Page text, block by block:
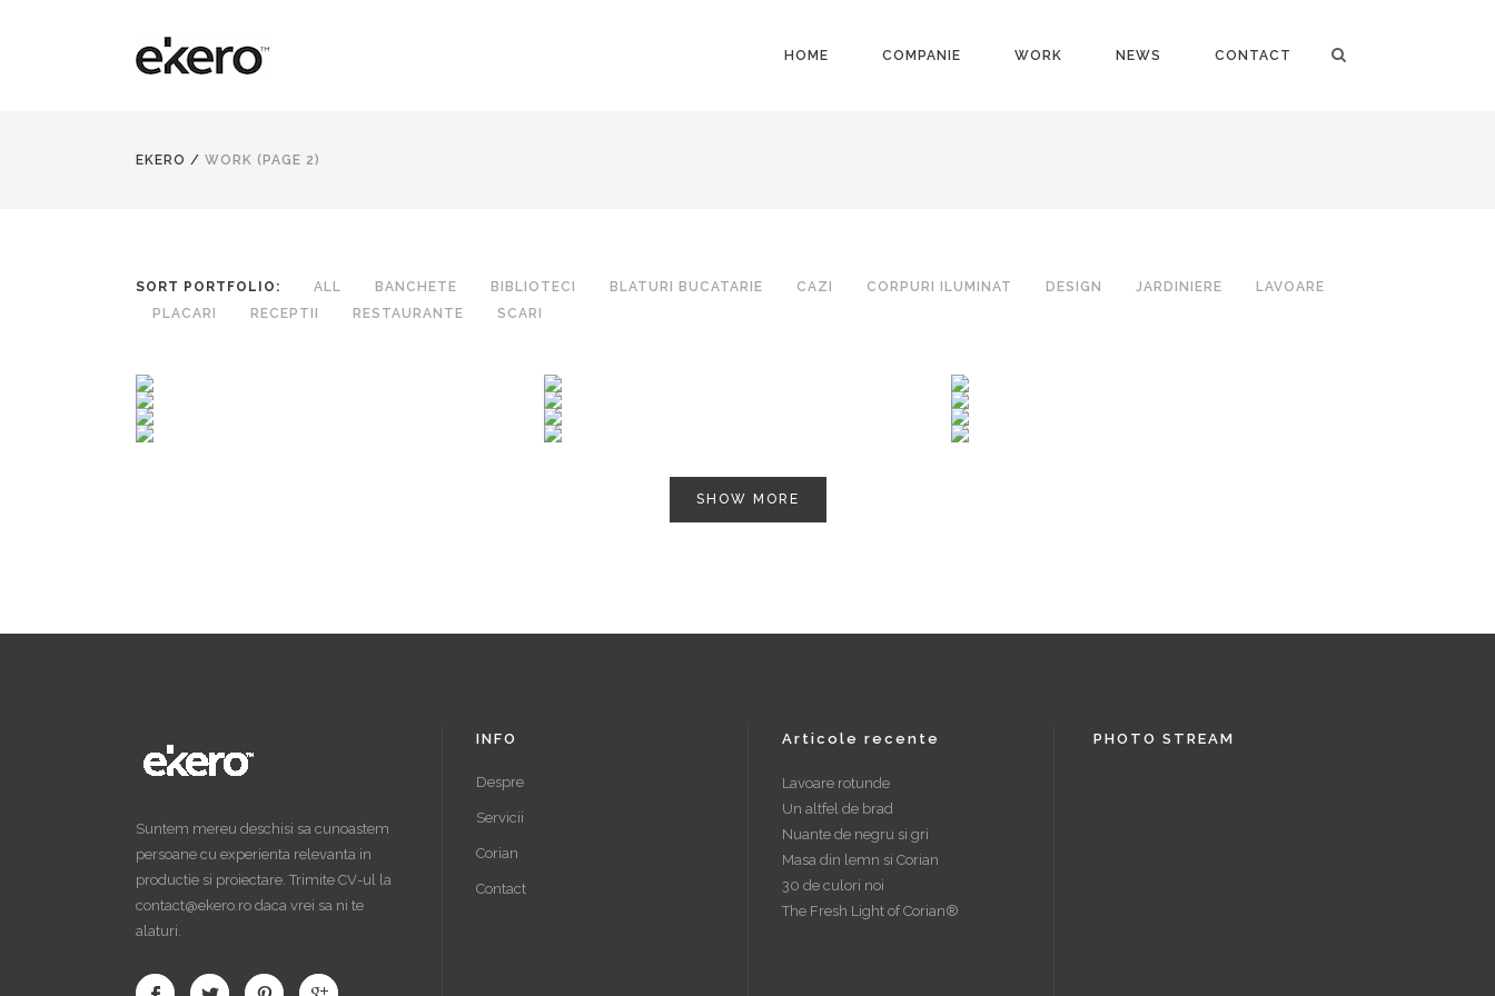
HOME COMPANIE WORK NEWS CONTACT
EKERO / WORK (PAGE 2)
SORT PORTFOLIO: ALL BANCHETE BIBLIOTECI BLATURI BUCATARIE CAZI CORPURI ILUMINAT DESIGN JARDINIERE
LAVOARE
PLACARI
RECEPTII RESTAURANTE SCARI
SHOW MORE
Suntem mereu deschisi sa cunoastem
persoane cu experienta relevanta in
productie si proiectare. Trimite CV-ul la
contact@ekero.ro daca vrei sa ni te
alaturi.
INFO
Despre
Servicii
Corian
Contact
Articole recente
Lavoare rotunde
Un altfel de brad
Nuante de negru si gri
Masa din lemn si Corian
30 de culori noi
The Fresh Light of Corian®
PHOTO STREAM